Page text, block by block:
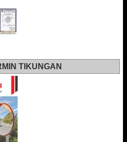
TIKUNGAN